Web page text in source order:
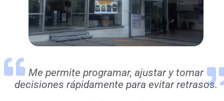
Me permite programar, ajustar y tomar
decisiones rápidamente para evitar retrasos.